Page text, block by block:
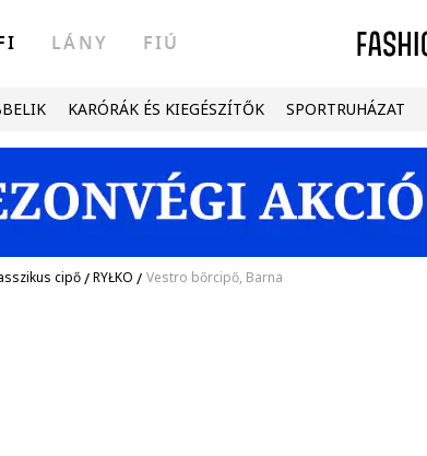
LÁNY FIÚ
KARÓRÁK ÉS KIEGÉSZÍTŐK SPORTRUHÁZAT
cipő/RYŁKO / Vestro bőrcipő, Barna